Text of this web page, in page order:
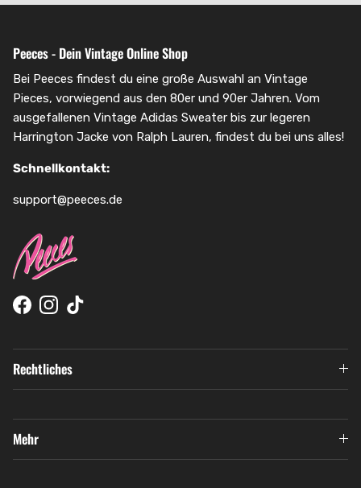
Peeces - Dein Vintage Online Shop
Bei Peeces findest du eine große Auswahl an Vintage
Pieces, vorwiegend aus den 80er und 90er Jahren. Vom
ausgefallenen Vintage Adidas Sweater bis zur legeren
Harrington Jacke von Ralph Lauren, findest du bei uns alles!
Schnellkontakt:
support@peeces.de
Facebook
Instagram
TikTok
Rechtliches
Mehr